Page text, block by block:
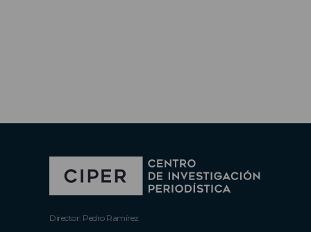
Director: Pedro Ramírez